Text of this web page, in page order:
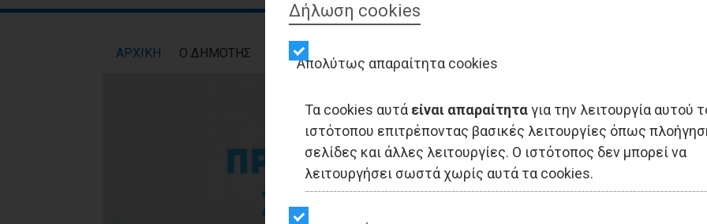
Δήλωση cookies
Απολύτως απαραίτητα cookies
Τα cookies αυτά είναι απαραίτηταγια την λειτουργία αυτού
ιστότοπου επιτρέποντας βασικές λειτουργίες όπως
σελίδες και άλλες λειτουργίες. Ο ιστότοπος δεν μπορεί να
λειτουργήσει σωστά χωρίς αυτά τα cookies.
AΡXIKH Ο ΔΗΜΟΤΗΣ ΕΙΔΗΣΕΙΣ